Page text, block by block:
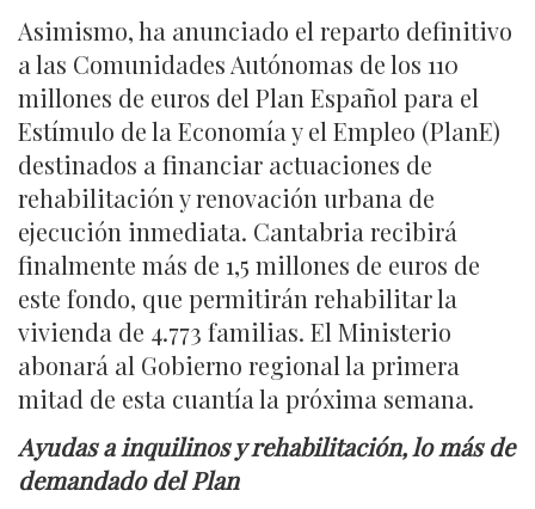
Asimismo, ha anunciado el reparto definitivo
a las Comunidades Autónomas de los 110
millones de euros del Plan Español para el
Estímulo de la Economía y el Empleo (PlanE)
destinados a financiar actuaciones de
rehabilitación y renovación urbana de
ejecución inmediata. Cantabria recibirá
finalmente más de 1,5 millones de euros de
este fondo, que permitirán rehabilitar la
vivienda de 4.773 familias. El Ministerio
abonará al Gobierno regional la primera
mitad de esta cuantía la próxima semana.
Ayudas a inquilinos y rehabilitación, lo más de
demandado del Plan